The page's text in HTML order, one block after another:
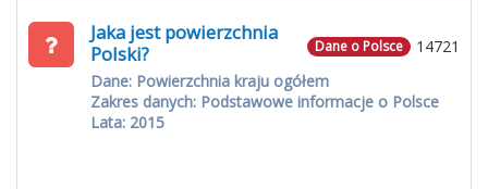
14721
Dane o Polsce
Jaka jest powierzchnia
Polski?
Dane: Powierzchnia kraju ogółem
Zakres danych: Podstawowe informacje o Polsce
Lata: 2015